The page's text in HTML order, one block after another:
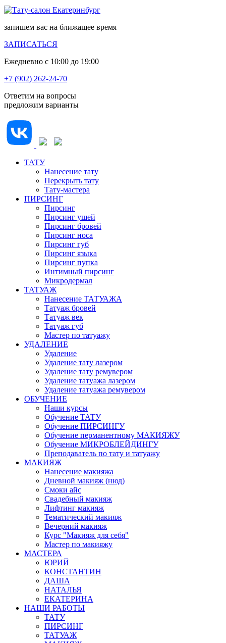
запишем вас на ближащее время
ЗАПИСАТЬСЯ
Ежедневно с 10:00 до 19:00
+7 (902) 262-24-70
Ответим на вопросы
предложим варианты
ТАТУ
Нанесение тату
Перекрыть тату
Тату-мастера
ПИРСИНГ
Пирсинг
Пирсинг ушей
Пирсинг бровей
Пирсинг носа
Пирсинг губ
Пирсинг языка
Пирсинг пупка
Интимный пирсинг
Микродермал
ТАТУАЖ
Нанесение ТАТУАЖА
Татуаж бровей
Татуаж век
Татуаж губ
Мастер по татуажу
УДАЛЕНИЕ
Удаление
Удаление тату лазером
Удаление тату ремувером
Удаление татуажа лазером
Удаление татуажа ремувером
ОБУЧЕНИЕ
Наши курсы
Обучение ТАТУ
Обучение ПИРСИНГУ
Обучение перманентному МАКИЯЖУ
Обучение МИКРОБЛЕЙДИНГУ
Преподаватель по тату и татуажу
МАКИЯЖ
Нанесение макияжа
Дневной макияж (нюд)
Смоки айс
Свадебный макияж
Лифтинг макияж
Тематический макияж
Вечерний макияж
Курс "Макияж для себя"
Мастер по макияжу
МАСТЕРА
ЮРИЙ
КОНСТАНТИН
ДАША
НАТАЛЬЯ
ЕКАТЕРИНА
НАШИ РАБОТЫ
ТАТУ
ПИРСИНГ
ТАТУАЖ